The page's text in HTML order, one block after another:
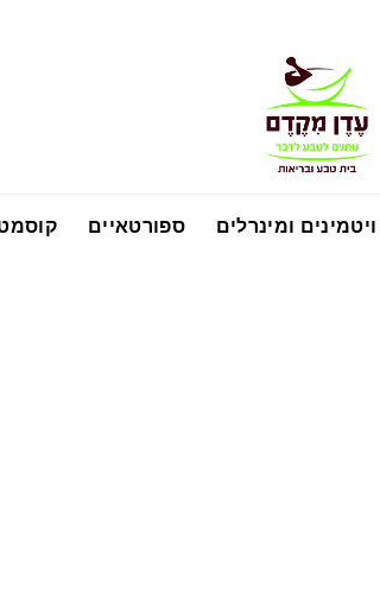
ויטמינים ומינרלים ספורטאיים